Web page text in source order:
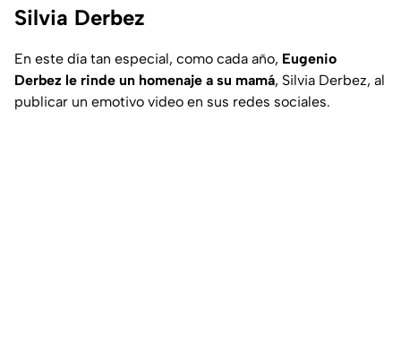
Silvia Derbez
En este día tan especial, como cada año, Eugenio
Derbez le rinde un homenaje a su mamá, Silvia Derbez, al
publicar un emotivo video en sus redes sociales.